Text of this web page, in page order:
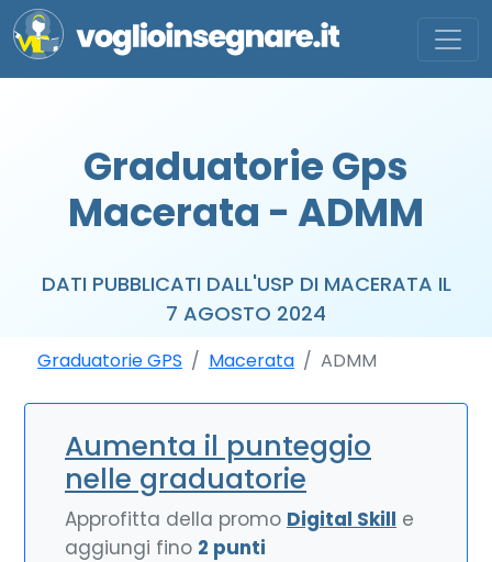
Graduatorie Gps
Macerata - ADMM
DATI PUBBLICATI DALL'USP DI MACERATA IL
7 AGOSTO 2024
Graduatorie GPS Macerata ADMM
Aumenta il punteggio
nelle graduatorie
Approfitta della promo Digital Skill e
aggiungi fino 2 punti